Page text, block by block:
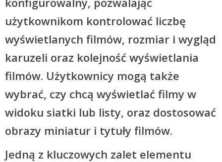
użytkownikom kontrolować liczbę
wyświetlanych filmów, rozmiar i wygląd
karuzeli oraz kolejność wyświetlania
filmów. Użytkownicy mogą także
wybrać, czy chcą wyświetlać filmy w
widoku siatki lub listy, oraz dostosować
obrazy miniatur i tytuły filmów.
Jedną z kluczowych zalet elementu